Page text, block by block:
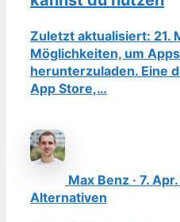
Zuletzt aktualisiert: 21.
Möglichkeiten, um
herunterzuladen. Eine
App Store,…
Max Benz · 7.
Alternativen